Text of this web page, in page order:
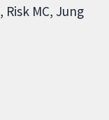
Risk MC Jung